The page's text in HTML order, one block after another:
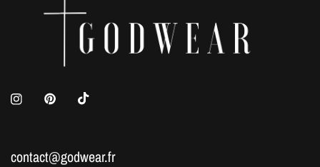
contact@godwear.fr